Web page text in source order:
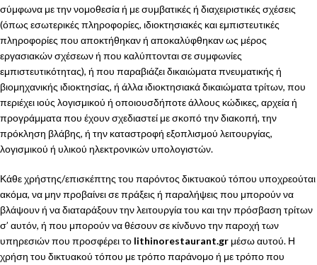
σύμφωνα με την νομοθεσία ή με συμβατικές ή διαχειριστικές σχέσεις
(όπως εσωτερικές πληροφορίες, ιδιοκτησιακές και εμπιστευτικές
πληροφορίες που αποκτήθηκαν ή αποκαλύφθηκαν ως μέρος
εργασιακών σχέσεων ή που καλύπτονται σε συμφωνίες
εμπιστευτικότητας), ή που παραβιάζει δικαιώματα πνευματικής ή
βιομηχανικής ιδιοκτησίας, ή άλλα ιδιοκτησιακά δικαιώματα τρίτων, που
περιέχει ιούς λογισμικού ή οποιουσδήποτε άλλους κώδικες, αρχεία ή
προγράμματα που έχουν σχεδιαστεί με σκοπό την διακοπή, την
πρόκληση βλάβης, ή την καταστροφή εξοπλισμού λειτουργίας,
λογισμικού ή υλικού ηλεκτρονικών υπολογιστών.
Κάθε χρήστης/επισκέπτης του παρόντος δικτυακού τόπου υποχρεούται
ακόμα, να μην προβαίνει σε πράξεις ή παραλήψεις που μπορούν να
βλάψουν ή να διαταράξουν την λειτουργία του και την πρόσβαση τρίτων
σ’ αυτόν, ή που μπορούν να θέσουν σε κίνδυνο την παροχή των
υπηρεσιών που προσφέρει το lithinorestaurant.gr μέσω αυτού. Η
χρήση του δικτυακού τόπου με τρόπο παράνομο ή με τρόπο που